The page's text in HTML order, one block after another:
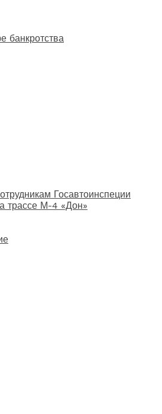
банкротства
Госавтоинспеции
трассе М-4 «Дон»